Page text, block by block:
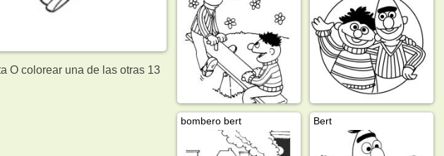
O colorear una de las otras 13
bombero bert Bert